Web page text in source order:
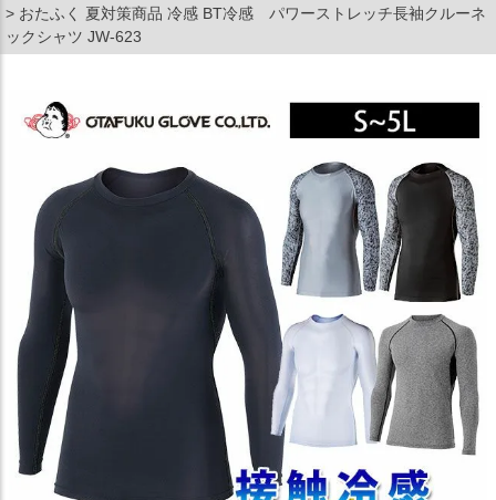
おたふく 夏対策商品 冷感 BT冷感 パワーストレッチ長袖クルーネ
ックシャツ JW-623